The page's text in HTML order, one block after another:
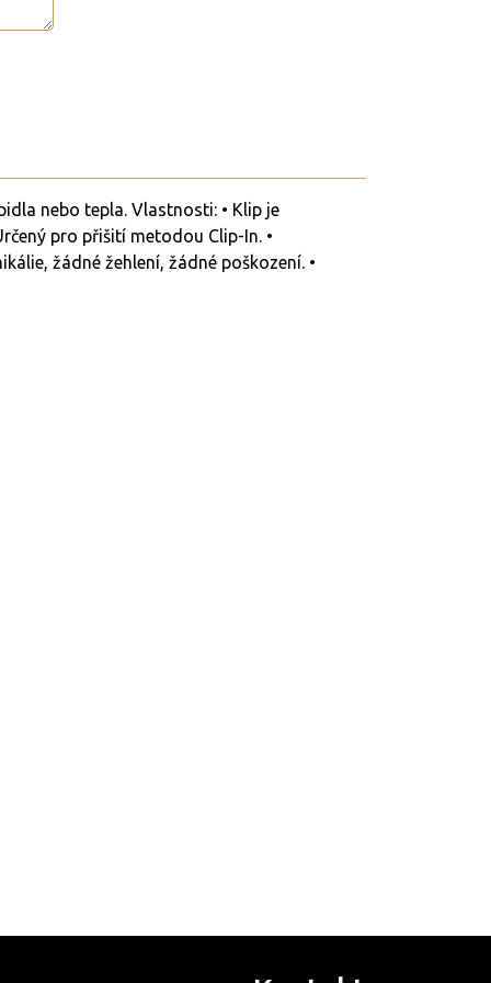
nebo tepla. Vlastnosti: • Klip je
pro přišití metodou Clip-In. •
žádné žehlení, žádné poškození. •